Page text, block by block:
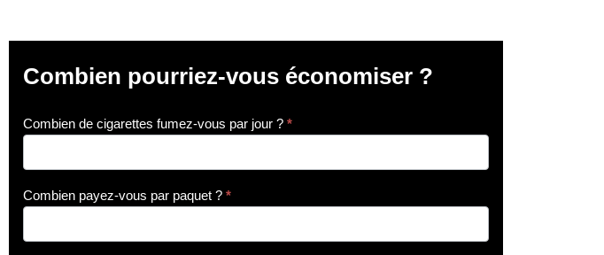
o
i
e
p
o
u
ri
Combien pourriez-vous économiser ?
Combien de cigarettes fumez-vous par jour ? *
Combien payez-vous par paquet ? *